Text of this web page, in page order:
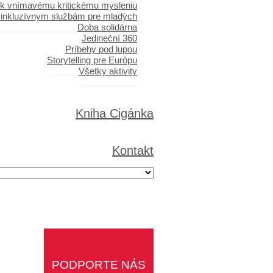
vnímavému kritickému mysleniu
službám pre mladých
Doba solidárna
Jedineční 360
Príbehy pod lupou
Storytelling pre Európu
Všetky aktivity
Kniha Cigánka
Kontakt
PODPORTE NÁS